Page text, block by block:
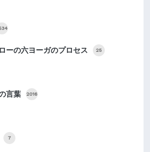
ーの六ヨーガのプロセス 25
言葉 2016
7